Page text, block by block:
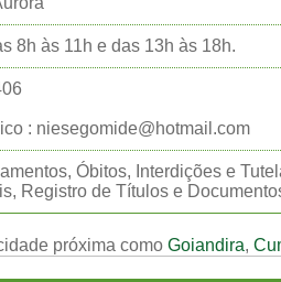
8h às 11h e das 13h às 18h.
: niesegomide@hotmail.com
Óbitos, Interdições e
Registro de Títulos e
próxima como Goiandira,